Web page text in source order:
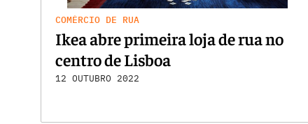
COMÉRCIO DE RUA
Ikea abre primeira loja de rua no
centro de Lisboa
12 OUTUBRO 2022